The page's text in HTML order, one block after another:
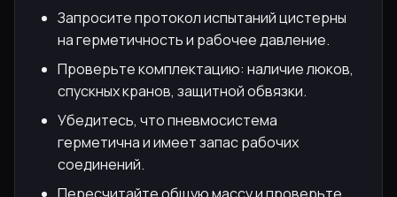
Запросите протокол испытаний цистерны
на герметичность и рабочее давление.
Проверьте комплектацию: наличие люков,
спускных кранов, защитной обвязки.
Убедитесь, что пневмосистема
герметична и имеет запас рабочих
соединений.